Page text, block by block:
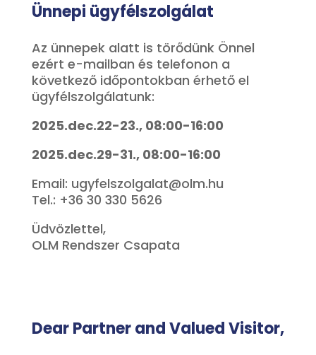
Ünnepi ügyfélszolgálat
Az ünnepek alatt is törődünk Önnel
ezért e-mailban és telefonon a
következő időpontokban érhető el
ügyfélszolgálatunk:
2025.dec.22-23., 08:00-16:00
2025.dec.29-31., 08:00-16:00
Email: ugyfelszolgalat@olm.hu
Tel.: +36 30 330 5626
Üdvözlettel,
OLM Rendszer Csapata
Dear Partner and Valued Visitor,